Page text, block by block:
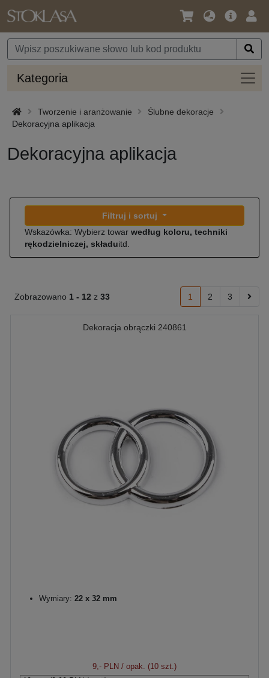
Język
Waluta
Oferta
Kategoria
Tworzenie i aranżowanie
Ślubne dekoracje
Dekoracyjna aplikacja
Dekoracyjna aplikacja
Filtruj i sortuj
Wskazówka: Wybierz towar według koloru, techniki
rękodzielniczej, składuitd.
Zobrazowano 1 - 12 z 33 1 2 3
Dekoracja obrączki 240861
Wymiary: 22 x 32 mm
9,- PLN / opak. (10 szt.)